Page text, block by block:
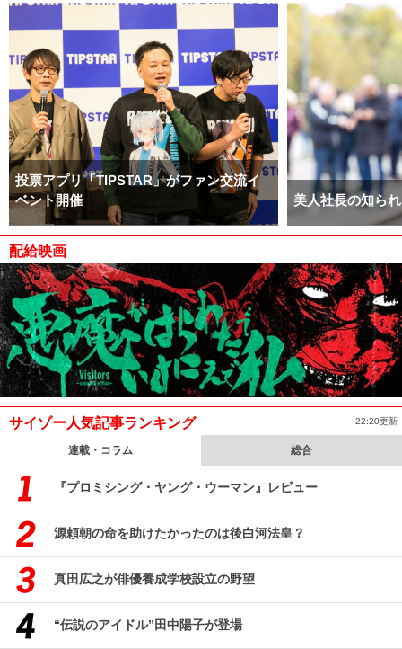
投票アプリ「TIPSTAR」がファン交流イ
ベント開催
美人社長の知ら
配給映画
サイゾー人気記事ランキング 22:20更新
連載・コラム 総合
『プロミシング・ヤング・ウーマン』レビュー
源頼朝の命を助けたかったのは後白河法皇？
真田広之が俳優養成学校設立の野望
“伝説のアイドル”田中陽子が登場